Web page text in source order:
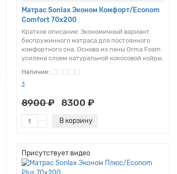
Матрас Sonlax Эконом Комфорт/Econom
Comfort 70x200
Краткое описание: Экономичный вариант
беспружинного матраса для постоянного
комфортного сна. Основа из пены Orma Foam
усилена слоем натуральной кокосовой койры.
3
8900 ₽ 8300 ₽
В корзину
Присутствует видео